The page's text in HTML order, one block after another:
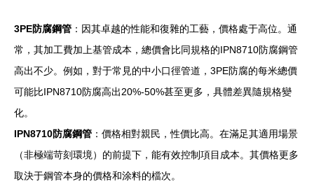
3PE防腐鋼管 ：因其卓越的性能和復雜的工藝，價格處于高位。通
常，其加工費加上基管成本，總價會比同規格的IPN8710防腐鋼管
高出不少。例如，對于常見的中小口徑管道，3PE防腐的每米總價
可能比IPN8710防腐高出20%-50%甚至更多，具體差異隨規格變
化。
IPN8710防腐鋼管 ：價格相對親民，性價比高。在滿足其適用場景
（非極端苛刻環境）的前提下，能有效控制項目成本。其價格更多
取決于鋼管本身的價格和涂料的檔次。